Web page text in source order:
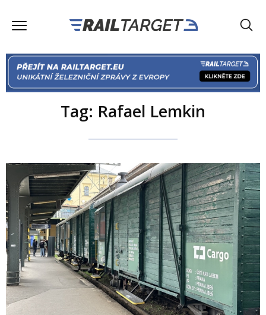
Tag: Rafael Lemkin